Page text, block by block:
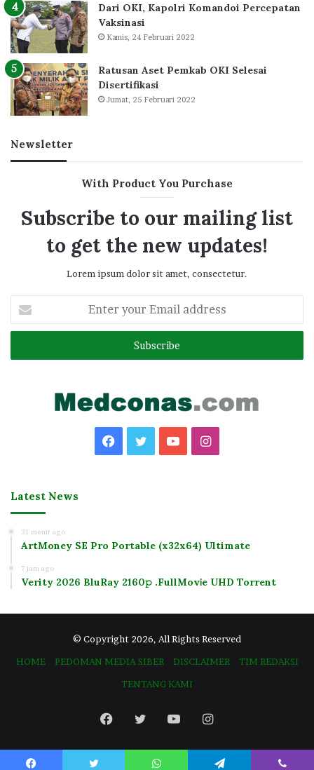
Dari OKI, Kapolri Komandoi Percepatan
Vaksinasi
Kamis, 24 Februari 2022
Ratusan Aset Pemkab OKI Selesai
Disertifikasi
Jumat, 25 Februari 2022
Newsletter
With Product You Purchase
Subscribe to our mailing list
to get the new updates!
Lorem ipsum dolor sit amet, consectetur.
your
Email
Facebook
TwitterYouTubeInstagram
Latest News
31 menit ago
ArtMoney SE Pro Portable (x32x64) Ultimate
7 jam ago
Verity 2026 BluRay 2160𝚙 .FullMov𝗂e UHD Torrent
© Copyright 2026, All Rights Reserved
HOME
PEDOMAN MEDIA SIBER DISCLAIMER
TIM REDAKSI
TENTANG KAMI
Facebook
TwitterYouTubeInstagram